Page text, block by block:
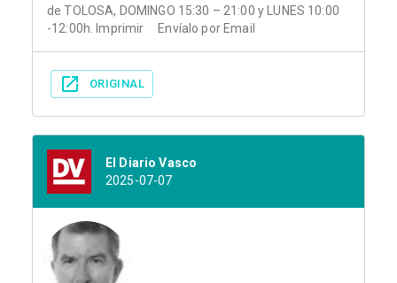
de TOLOSA, DOMINGO 15:30 – 21:00 y LUNES 10:00
-12:00h. Imprimir Envíalo por Email
ORIGINAL
El Diario Vasco
2025-07-07